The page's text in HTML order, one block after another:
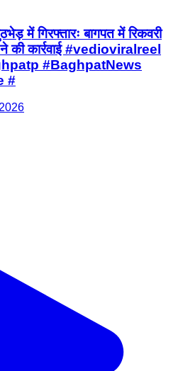
में गिरफ्तारः बागपत में रिकवरी
की कार्रवाई #vedioviralreel
#BaghpatNews
#